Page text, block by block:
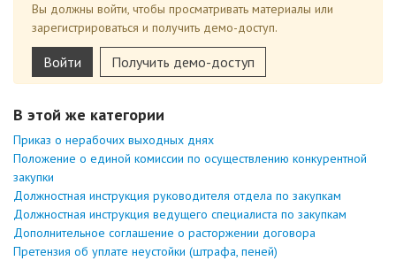
Вы должны войти, чтобы просматривать материалы или
зарегистрироваться и получить демо-доступ.
Войти Получить демо-доступ
В этой же категории
Приказ о нерабочих выходных днях
Положение о единой комиссии по осуществлению конкурентной
закупки
Должностная инструкция руководителя отдела по закупкам
Должностная инструкция ведущего специалиста по закупкам
Дополнительное соглашение о расторжении договора
Претензия об уплате неустойки (штрафа, пеней)